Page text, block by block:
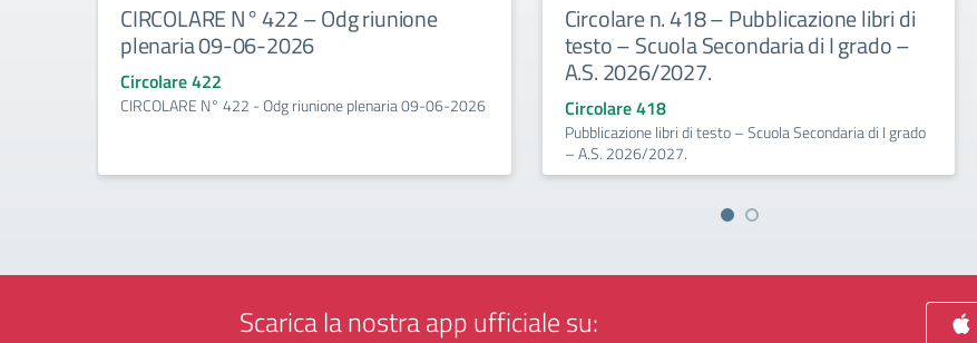
CIRCOLARE N° 422 – Odg riunione
plenaria 09-06-2026
Circolare 422
CIRCOLARE N° 422 - Odg riunione plenaria 09-06-2026
Circolare n. 418 – Pubblicazione libri di
testo – Scuola Secondaria di I grado –
A.S. 2026/2027.
Circolare 418
Pubblicazione libri di testo – Scuola Secondaria di I grado
– A.S. 2026/2027.
Scarica la nostra app ufficiale su: